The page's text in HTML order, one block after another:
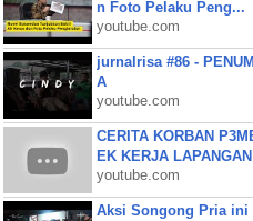
n Foto Pelaku Peng...
youtube.com
jurnalrisa #86 -
A
youtube.com
CERITA KORBAN
EK KERJA
youtube.com
Aksi Songong Pria ini